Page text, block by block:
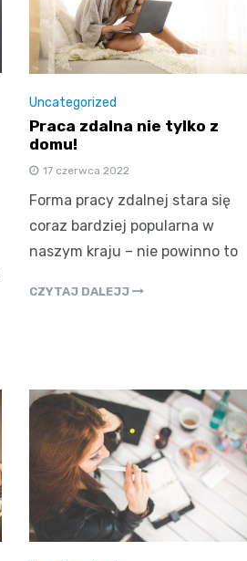
Uncategorized
Praca zdalna nie tylko z
domu!
17 czerwca 2022
Forma pracy zdalnej stara się
coraz bardziej popularna w
naszym kraju – nie powinno to
CZYTAJ DALEJJ